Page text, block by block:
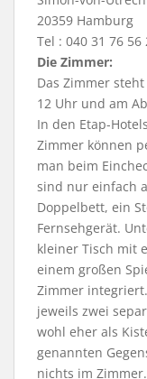
20359 Hamburg
Tel : 040 31 76 56
Die Zimmer:
Das Zimmer
12 Uhr und am
In den Etap-
Zimmer können
man beim
sind nur einfach
Doppelbett, ein
Fernsehgerät.
kleiner Tisch mit
einem großen
Zimmer
jeweils zwei
wohl eher als
genannten
nichts im